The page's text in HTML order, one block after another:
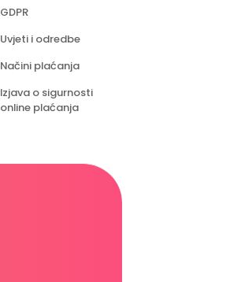
GDPR
Uvjeti i odredbe
Načini plaćanja
Izjava o sigurnosti
online plaćanja